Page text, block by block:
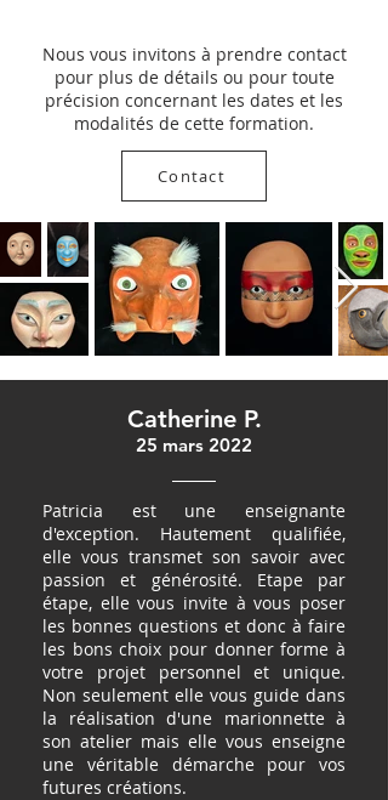
Nous vous invitons à prendre contact
pour plus de détails ou pour toute
précision concernant les dates et les
modalités de cette formation.
Contact
Catherine P.
25 mars 2022
Patricia est une enseignante
d'exception. Hautement qualifiée,
elle vous transmet son savoir avec
passion et générosité. Etape par
étape, elle vous invite à vous poser
les bonnes questions et donc à faire
les bons choix pour donner forme à
votre projet personnel et unique.
Non seulement elle vous guide dans
la réalisation d'une marionnette à
son atelier mais elle vous enseigne
une véritable démarche pour vos
futures créations.